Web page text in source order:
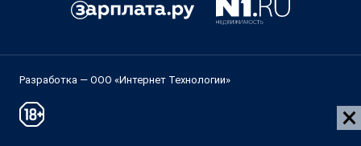
Разработка — ООО «Интернет Технологии»